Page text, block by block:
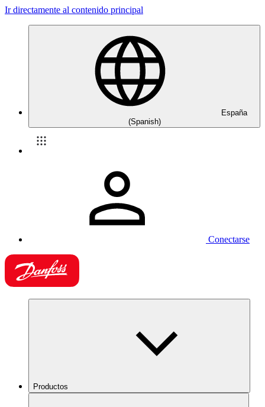
Ir directamente al contenido principal
España
(Spanish)
Conectarse
Productos